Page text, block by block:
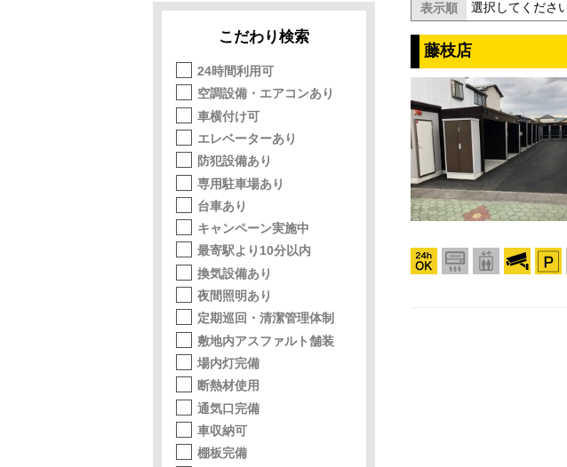
表示順
藤枝店
こだわり検索
24時間利用可
空調設備・エアコンあり
車横付け可
エレベーターあり
防犯設備あり
専用駐車場あり
台車あり
キャンペーン実施中
最寄駅より10分以内
換気設備あり
夜間照明あり
定期巡回・清潔管理体制
敷地内アスファルト舗装
場内灯完備
断熱材使用
通気口完備
車収納可
棚板完備